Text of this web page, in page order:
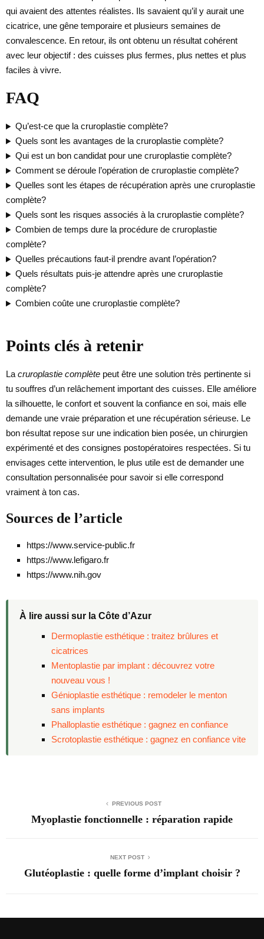
qui avaient des attentes réalistes. Ils savaient qu’il y aurait une
cicatrice, une gêne temporaire et plusieurs semaines de
convalescence. En retour, ils ont obtenu un résultat cohérent
avec leur objectif : des cuisses plus fermes, plus nettes et plus
faciles à vivre.
FAQ
Qu’est-ce que la cruroplastie complète?
Quels sont les avantages de la cruroplastie complète?
Qui est un bon candidat pour une cruroplastie complète?
Comment se déroule l’opération de cruroplastie complète?
Quelles sont les étapes de récupération après une cruroplastie
complète?
Quels sont les risques associés à la cruroplastie complète?
Combien de temps dure la procédure de cruroplastie
complète?
Quelles précautions faut-il prendre avant l’opération?
Quels résultats puis-je attendre après une cruroplastie
complète?
Combien coûte une cruroplastie complète?
Points clés à retenir
La cruroplastie complète peut être une solution très pertinente si
tu souffres d’un relâchement important des cuisses. Elle améliore
la silhouette, le confort et souvent la confiance en soi, mais elle
demande une vraie préparation et une récupération sérieuse. Le
bon résultat repose sur une indication bien posée, un chirurgien
expérimenté et des consignes postopératoires respectées. Si tu
envisages cette intervention, le plus utile est de demander une
consultation personnalisée pour savoir si elle correspond
vraiment à ton cas.
Sources de l’article
https://www.service-public.fr
https://www.lefigaro.fr
https://www.nih.gov
À lire aussi sur la Côte d’Azur
Dermoplastie esthétique : traitez brûlures et
cicatrices
Mentoplastie par implant : découvrez votre
nouveau vous !
Génioplastie esthétique : remodeler le menton
sans implants
Phalloplastie esthétique : gagnez en confiance
Scrotoplastie esthétique : gagnez en confiance vite
PREVIOUS POST
Myoplastie fonctionnelle : réparation rapide
NEXT POST
Glutéoplastie : quelle forme d’implant choisir ?